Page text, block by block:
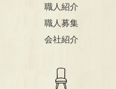
職人紹介
職人募集
会社紹介